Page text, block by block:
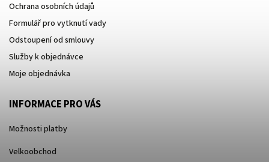
Ochrana osobních údajů
Formulář pro vytknutí vady
Odstoupení od smlouvy
Služby k objednávce
Moje objednávka
INFORMACE PRO VÁS
Možnosti platby
Velkoobchod